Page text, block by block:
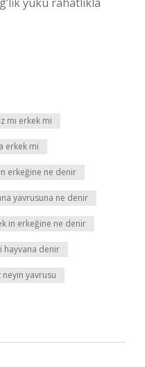
mı erkek mi
erkek mi
erkeğine ne denir
yavrusuna ne denir
in erkeğine ne denir
hayvana denir
neyin yavrusu